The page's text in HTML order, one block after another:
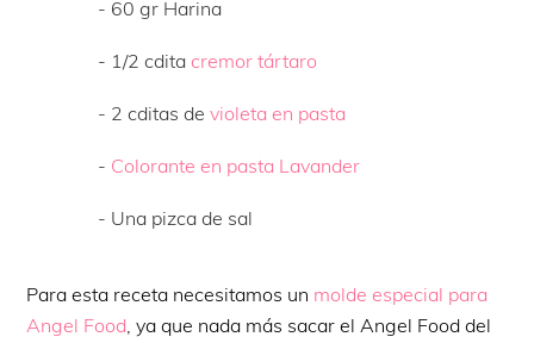
- 60 gr Harina
- 1/2 cdita cremor tártaro
- 2 cditas devioleta en pasta
- Colorante en pasta Lavander
- Una pizca de sal
Para esta receta necesitamos un molde especial para
Angel Food, ya que nada más sacar el Angel Food del